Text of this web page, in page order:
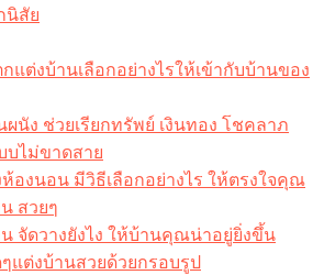
นิสัย
แต่งบ้านเลือกอย่างไรให้เข้ากับบ้านของ
นัง ช่วยเรียกทรัพย์ เงินทอง โชคลาภ
บไม่ขาดสาย
องนอน มีวิธีเลือกอย่างไร ให้ตรงใจคุณ
สวยๆ
จัดวางยังไง ให้บ้านคุณน่าอยู่ยิ่งขึ้น
ๆแต่งบ้านสวยด้วยกรอบรูป